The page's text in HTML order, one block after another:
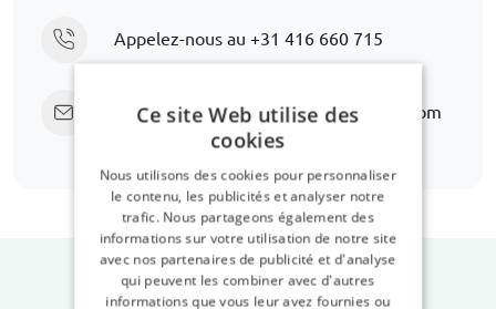
Appelez-nous au +31 416 660 715
Envoyez un e-mailsupport@car-bags.com
Ce site Web utilise des
cookies
Nous utilisons des cookies pour personnaliser
le contenu, les publicités et analyser notre
trafic. Nous partageons également des
informations sur votre utilisation de notre site
avec nos partenaires de publicité et d'analyse
qui peuvent les combiner avec d'autres
informations que vous leur avez fournies ou